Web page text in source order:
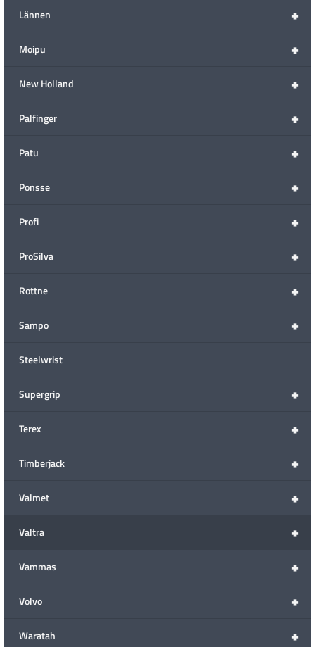
+
Lännen
+
Moipu
+
New Holland
+
Palfinger
+
Patu
+
Ponsse
+
Profi
+
ProSilva
+
Rottne
+
Sampo
Steelwrist
+
Supergrip
+
Terex
+
Timberjack
+
Valmet
+
Valtra
+
Vammas
+
Volvo
+
Waratah